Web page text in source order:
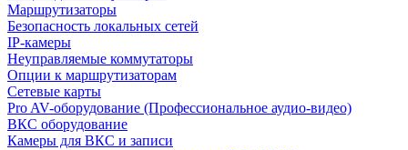
Маршрутизаторы
Безопасность локальных сетей
IP-камеры
Неуправляемые коммутаторы
Опции к маршрутизаторам
Сетевые карты
Pro AV-оборудование (Профессиональное аудио-видео)
ВКС оборудование
Камеры для ВКС и записи